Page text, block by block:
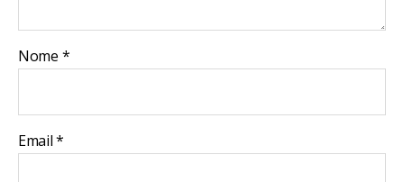
Nome *
Email*